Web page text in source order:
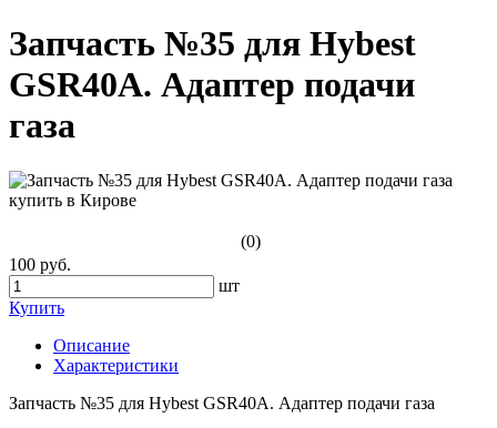
Запчасть №35 для Hybest
GSR40A. Адаптер подачи
газа
(0)
100 руб.
шт
Купить
Описание
Характеристики
Запчасть №35 для Hybest GSR40A. Адаптер подачи газа